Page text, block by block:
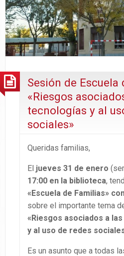
Sesión de Escuela
«Riesgos
tecnologías y al
sociales»
Queridas familias,
El jueves 31 de enero
17:00 en la biblioteca,
«Escuela de Familias»
sobre el importante tema
«Riesgos asociados a
y al uso de redes
Es un asunto que a todas